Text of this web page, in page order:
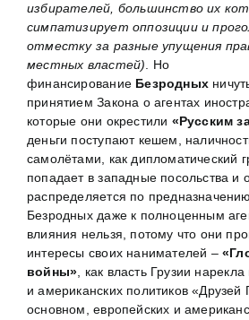
избирателей, большинство их
симпатизирует оппозиции и
отместку за разные упущения
местных властей) . Но
финансирование Безродных
принятием Закона о агентах
которые они окрестили «Русским
деньги поступают кешем,
самолётами, как дипломатический
попадает в западные посольства и
распределяется по
Безродных даже к полноценным
влияния нельзя, потому что они
интересы своих нанимателей –
войны» , как власть Грузии
и американских политиков «Друзей
основном, европейских и